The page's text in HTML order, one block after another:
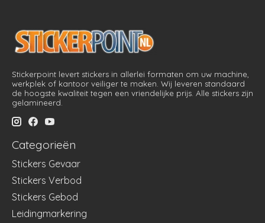
Stickerpoint levert stickers in allerlei formaten om uw machine,
werkplek of kantoor veiliger te maken. Wij leveren standaard
de hoogste kwaliteit tegen een vriendelijke prijs. Alle stickers zijn
gelamineerd.
Categorieën
Stickers Gevaar
Stickers Verbod
Stickers Gebod
Leidingmarkering